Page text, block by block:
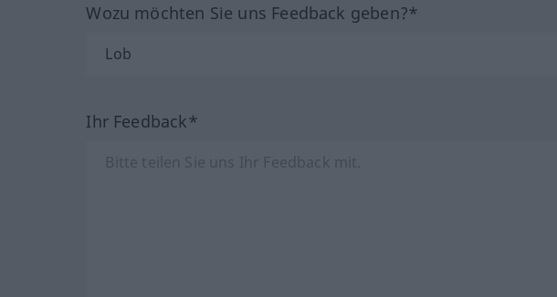
Wozu möchten Sie uns Feedback geben?*
Ihr Feedback*